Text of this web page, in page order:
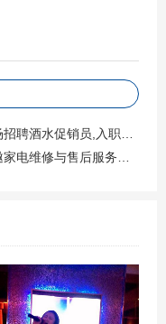
，不只是人才】** 在
拥有者，更是生活
一抹亮色。我们相
拉近心与心的距
，让你的幽默感与专
一步都充满机会，让
怎么办？”**—— “别担
礼物吧！”一位行李搬
促销员,入职需要什么条件
售后服务专业人员加盟）